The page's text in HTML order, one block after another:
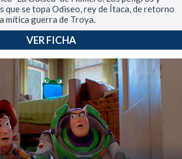
que se topa Odiseo, rey de Ítaca, de retorno
mítica guerra de Troya.
VER FICHA